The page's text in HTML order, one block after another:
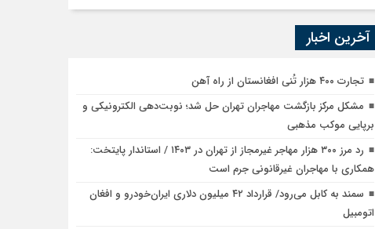
آخرین اخبار
تجارت ۴۰۰ هزار تُنی افغانستان از راه آهن
مشکل مرکز بازگشت مهاجران تهران حل شد؛ نوبت‌دهی الکترونیکی و
برپایی موکب مذهبی
رد مرز ۳۰۰ هزار مهاجر غیرمجاز از تهران در ۱۴۰۳ / استاندار پایتخت:
همکاری با مهاجران غیرقانونی جرم است
سمند به کابل می‌رود/ قرارداد ۴۲ میلیون دلاری ایران‌خودرو و افغان
اتومبیل